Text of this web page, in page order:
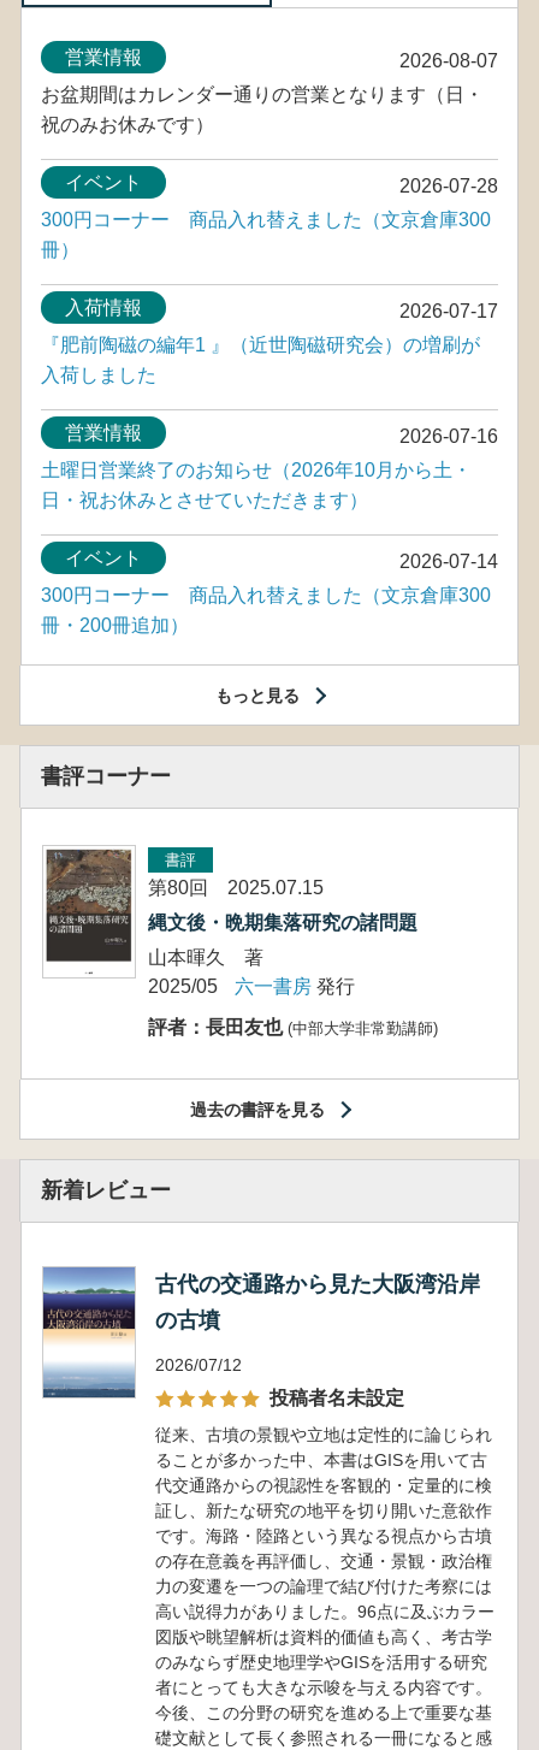
2026-08-07
営業情報
お盆期間はカレンダー通りの営業となります（日・
祝のみお休みです）
2026-07-28
イベント
300円コーナー 商品入れ替えました（文京倉庫300
冊）
2026-07-17
入荷情報
『肥前陶磁の編年1 』（近世陶磁研究会）の増刷が
入荷しました
2026-07-16
営業情報
土曜日営業終了のお知らせ（2026年10月から土・
日・祝お休みとさせていただきます）
2026-07-14
イベント
300円コーナー 商品入れ替えました（文京倉庫300
冊・200冊追加）
もっと見る
書評コーナー
書評
第80回 2025.07.15
縄文後・晩期集落研究の諸問題
山本暉久 著
2025/05
六一書房 発行
評者：長田友也 (中部大学非常勤講師)
過去の書評を見る
新着レビュー
古代の交通路から見た大阪湾沿岸
の古墳
2026/07/12
投稿者名未設定
従来、古墳の景観や立地は定性的に論じられ
ることが多かった中、本書はGISを用いて古
代交通路からの視認性を客観的・定量的に検
証し、新たな研究の地平を切り開いた意欲作
です。海路・陸路という異なる視点から古墳
の存在意義を再評価し、交通・景観・政治権
力の変遷を一つの論理で結び付けた考察には
高い説得力がありました。96点に及ぶカラー
図版や眺望解析は資料的価値も高く、考古学
のみならず歴史地理学やGISを活用する研究
者にとっても大きな示唆を与える内容です。
今後、この分野の研究を進める上で重要な基
礎文献として長く参照される一冊になると感